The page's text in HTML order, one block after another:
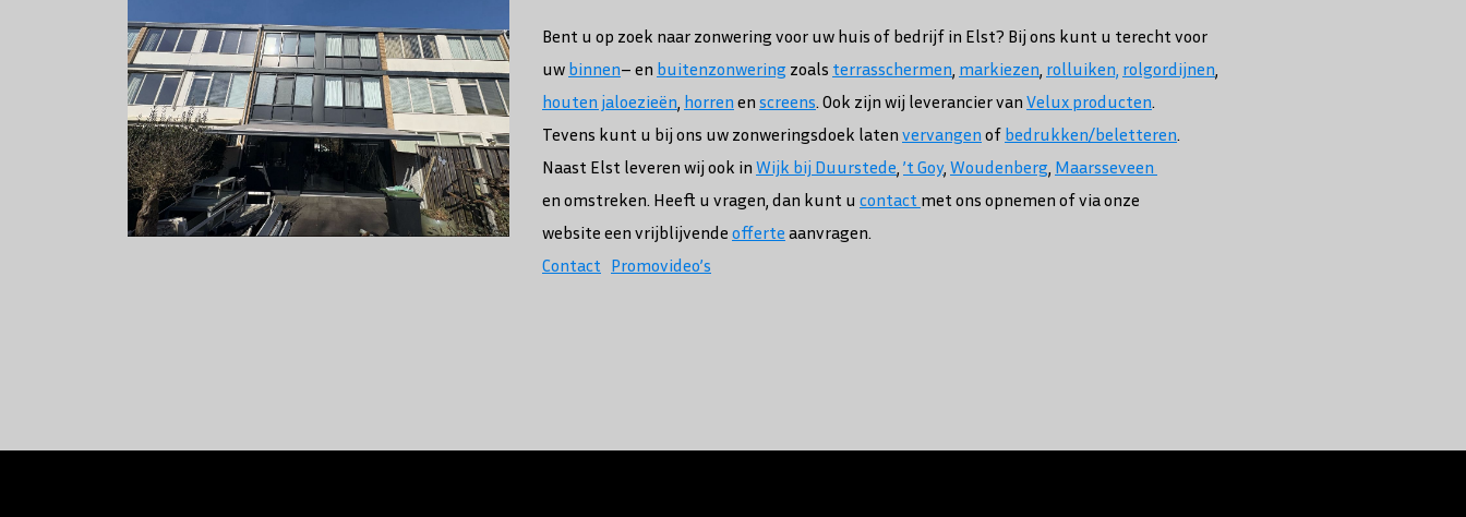
Bent u op zoek naar zonwering voor uw huis of bedrijf in Elst? Bij ons kunt u terecht voor
uw binnen– en buitenzonwering zoals terrasschermen markiezen rolluiken, rolgordijnen
houten jaloezieën horren en screens. Ook zijn wij leverancier van Velux producten.
Tevens kunt u bij ons uw zonweringsdoek laten vervangen of bedrukken/beletteren.
Naast Elst leveren wij ook in Wijk bij Duurstede ’t Goy, Woudenberg Maarsseveen
en omstreken. Heeft u vragen, dan kunt u contact met ons opnemen of via onze
website een vrijblijvende offerte aanvragen.
Contact Promovideo’s